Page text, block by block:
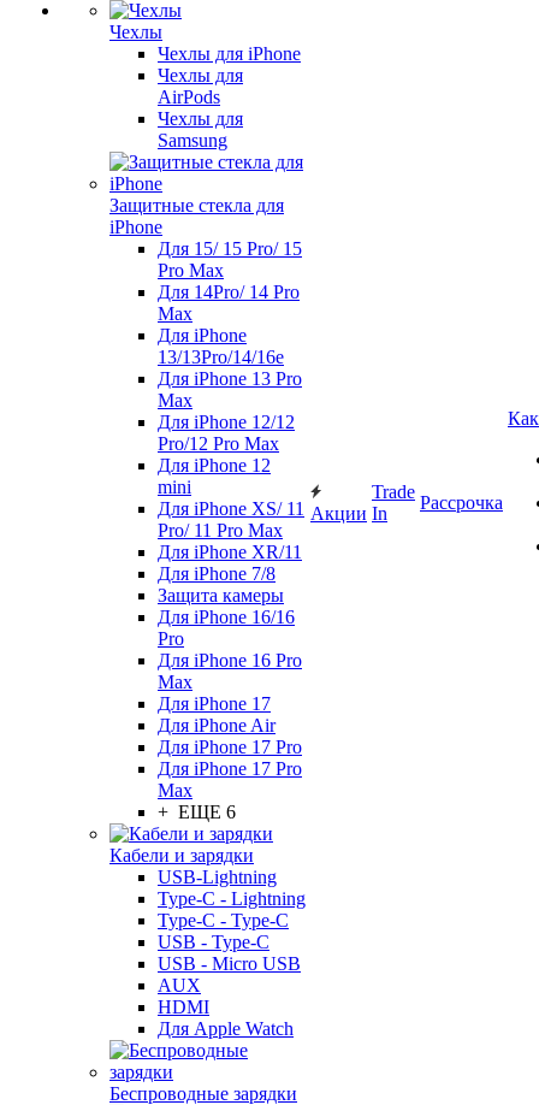
Чехлы
Чехлы для iPhone
Чехлы для
AirPods
Чехлы для
Samsung
Защитные стекла для
iPhone
Для 15/ 15 Pro/ 15
Pro Max
Для 14Pro/ 14 Pro
Max
Для iPhone
13/13Pro/14/16e
Для iPhone 13 Pro
Max
Для iPhone 12/12
Pro/12 Pro Max
Для iPhone 12
mini
Для iPhone XS/ 11
Pro/ 11 Pro Max
Для iPhone XR/11
Для iPhone 7/8
Защита камеры
Для iPhone 16/16
Pro
Для iPhone 16 Pro
Max
Для iPhone 17
Для iPhone Air
Для iPhone 17 Pro
Для iPhone 17 Pro
Max
+ ЕЩЕ 6
Кабели и зарядки
USB-Lightning
Type-C - Lightning
Type-C - Type-C
USB - Type-C
USB - Micro USB
AUX
HDMI
Для Apple Watch
Беспроводные зарядки
Акции
Trade
In
Рассрочка